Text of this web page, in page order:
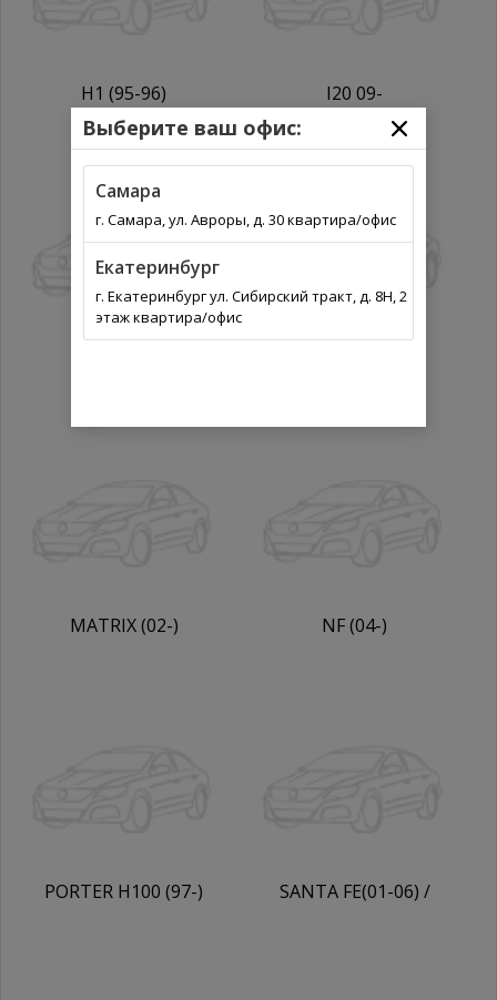
H1 (95-96) I20 09-
MATRIX (02-) NF (04-)
PORTER H100 (97-)
SANTA FE(01-06) /
Выберите ваш офис:
Самара
г. Самара, ул. Авроры, д. 30 квартира/офис
Екатеринбург
г. Екатеринбург ул. Сибирский тракт, д. 8Н, 2
этаж квартира/офис